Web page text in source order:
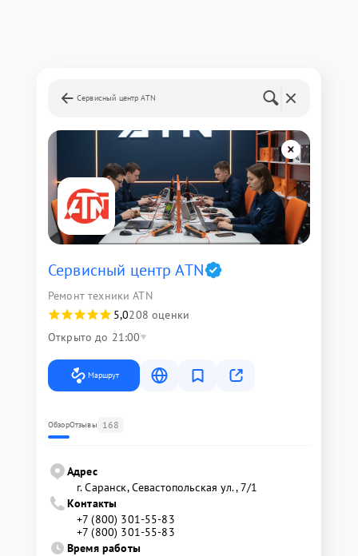
Сервисный центр ATN
Сервисный центр ATN
Ремонт техники ATN
5,0208 оценки
Открыто до 21:00
Маршрут
ОбзорОтзывы 168
Адрес
г. Саранск, Севастопольская ул., 7/1
Контакты
+7 (800) 301-55-83
+7 (800) 301-55-83
Время работы